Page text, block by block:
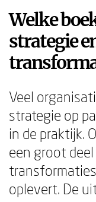
Welke
strategie
Veel
strategie op
in de praktijk.
een groot
oplevert. De